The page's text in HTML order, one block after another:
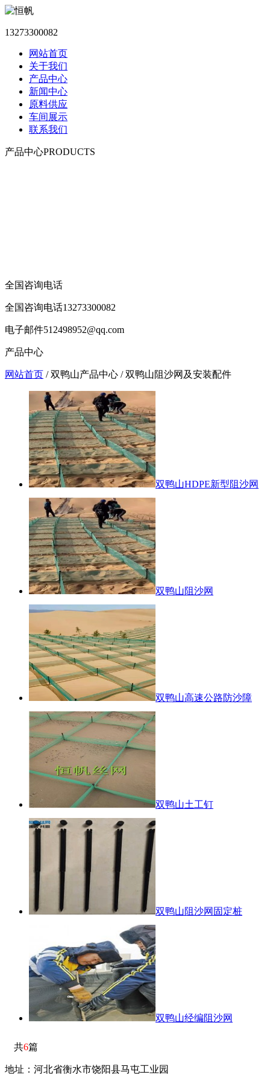
13273300082
网站首页
关于我们
产品中心
新闻中心
原料供应
车间展示
联系我们
产品中心PRODUCTS
全国咨询电话
全国咨询电话13273300082
电子邮件512498952@qq.com
产品中心
网站首页 / 双鸭山产品中心 / 双鸭山阻沙网及安装配件
双鸭山HDPE新型阻沙网
双鸭山阻沙网
双鸭山高速公路防沙障
双鸭山土工钉
双鸭山阻沙网固定桩
双鸭山经编阻沙网
共6篇
地址：河北省衡水市饶阳县马屯工业园